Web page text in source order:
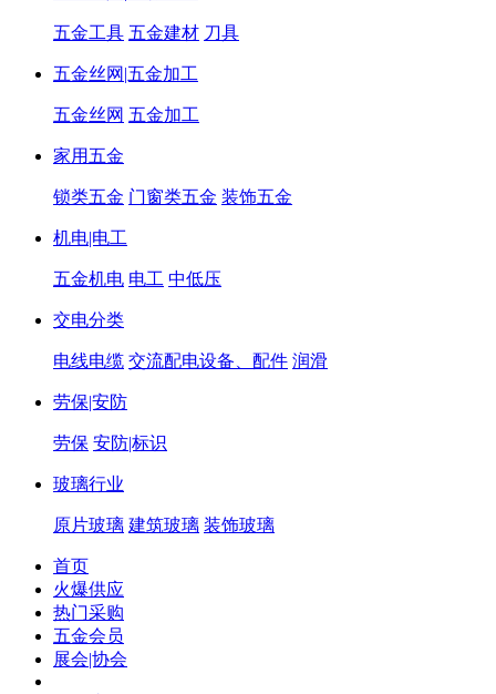
五金工具 五金建材 刀具
五金丝网|五金加工
五金丝网 五金加工
家用五金
锁类五金 门窗类五金 装饰五金
机电|电工
五金机电 电工 中低压
交电分类
电线电缆 交流配电设备、配件 润滑
劳保|安防
劳保 安防|标识
玻璃行业
原片玻璃 建筑玻璃 装饰玻璃
首页
火爆供应
热门采购
五金会员
展会|协会